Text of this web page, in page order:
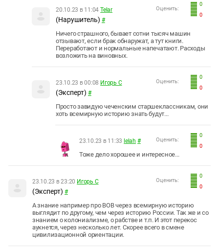
0
0
Оценить:
20.10.23 в 11:04 Telar
(Нарушитель) #
Ничего страшного, бывает сотни тысяч машин
отзывают, если брак обнаружат, а тут книги.
Переработают и нормальные напечатают. Расходы
возложить на виновных.
0
0
Оценить:
23.10.23 в 00:08 Игорь С
(Эксперт) #
Просто завидую чеченским старшеклассникам, они
хоть всемирную историю знать будут...
0
0
Оценить:
23.10.23 в 11:33 lelah #
Тоже дело хорошее и интересное...
0
0
Оценить:
23.10.23 в 23:20 Игорь С
(Эксперт) #
А знание например про ВОВ через всемирную историю
выглядит по другому, чем через историю России. Так же и со
знанием о колониализме, о рабстве и т.п. И этот перекос
аукнется, через несколько лет. Скорее всего в смене
цивилизационной ориентации.